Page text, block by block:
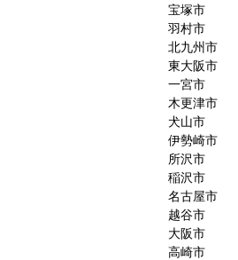
宝塚市
羽村市
北九州市
東大阪市
一宮市
木更津市
犬山市
伊勢崎市
所沢市
稲沢市
名古屋市
越谷市
大阪市
高崎市